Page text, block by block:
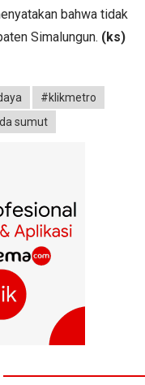
bahwa tidak
Simalungun. (ks)
#klikmetro
sumut